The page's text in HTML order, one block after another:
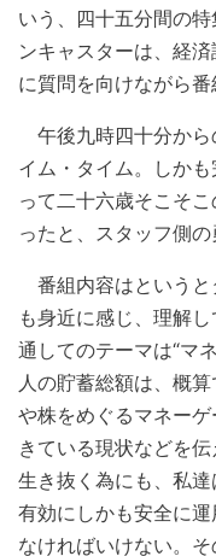
いう、四十五分間の
ンキャスターは、経
に質問を向けながら番
午後九時四十分から
イム・タイム。しか
って二十六歳そこそ
ったと、スタッフ側の
番組内容はというと
も身近に感じ、理解
通してのテーマは“マ
人の貯蓄総額は、概
や株をめぐるマネー
きている現状などを
生き抜く為にも、私
有効にしかも安全に
なければいけない。